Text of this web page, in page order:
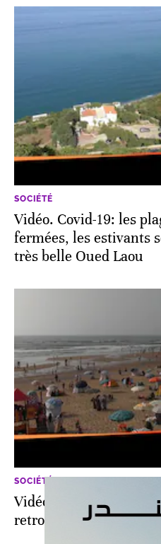
SOCIÉTÉ
Vidéo. Covid-19: les
fermées, les estivants
très belle Oued Laou
SOCIÉTÉ
Vidéo. Près de Tiznit,
retrouvé ses estivants